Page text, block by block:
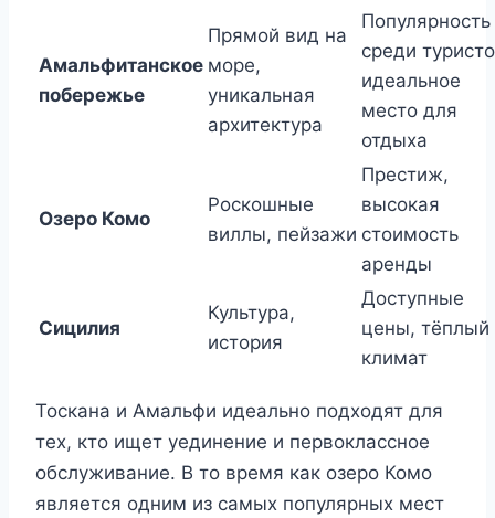
Амальфитанское
побережье
Прямой вид на
море,
уникальная
архитектура
Популярность
среди
идеальное
место для
отдыха
Озеро Комо
Роскошные
виллы, пейзажи
Престиж,
высокая
стоимость
аренды
Сицилия
Культура,
история
Доступные
цены, тёплый
климат
Тоскана и Амальфи идеально подходят для
тех, кто ищет уединение и первоклассное
обслуживание. В то время как озеро Комо
является одним из самых популярных мест